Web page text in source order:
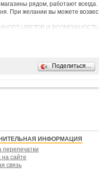
рядом, работают всегда.
При желании вы можете
ЦВЕТОВ И
Поделиться…
ИНФОРМАЦИЯ
перепечатки
на сайте
связь